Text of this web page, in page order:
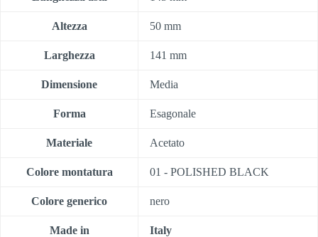
Altezza 50 mm
Larghezza 141 mm
Dimensione Media
Forma Esagonale
Materiale Acetato
Colore montatura 01 - POLISHED BLACK
Colore generico nero
Made in Italy